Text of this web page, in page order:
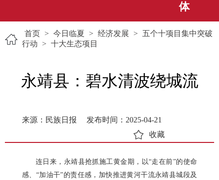
体
首页 > 今日临夏 > 经济发展 > 五个十项目集中突破
行动 > 十大生态项目
永靖县：碧水清波绕城流
来源：民族日报
发布时间：2025-04-21
收藏
连日来，永靖县抢抓施工黄金期，以“走在前”的使命
感、“加油干”的责任感，加快推进黄河干流永靖县城段及